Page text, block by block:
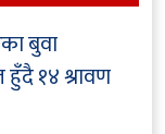
बुवा
हुँदै१४ श्रावण